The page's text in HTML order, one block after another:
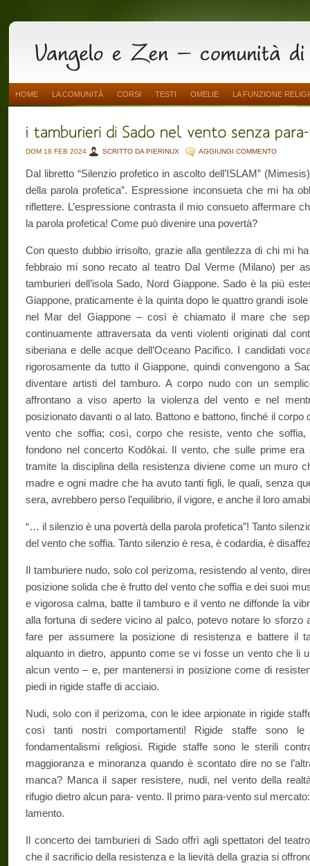
HOME LA COMUNITÀ CORSI TESTI OMELIE LA FUNZIONE
DOM 18 FEB 2024 SCRITTO DA PIERINUX AGGIUNGI COMMENTO
Dal libretto “Silenzio profetico in ascolto dell’ISLAM”
della parola profetica”. Espressione inconsueta che mi ha
riflettere. L’espressione contrasta il mio consueto affermare
la parola profetica! Come può divenire una povertà?
Con questo dubbio irrisolto, grazie alla gentilezza di chi mi
febbraio mi sono recato al teatro Dal Verme (Milano) per
tamburieri dell’isola Sado, Nord Giappone. Sado è la più
Giappone, praticamente è la quinta dopo le quattro grandi
nel Mar del Giappone – così è chiamato il mare che
continuamente attraversata da venti violenti originati dal
siberiana e delle acque dell’Oceano Pacifico. I candidati
rigorosamente da tutto il Giappone, quindi convengono a
diventare artisti del tamburo. A corpo nudo con un
affrontano a viso aperto la violenza del vento e nel
posizionato davanti o al lato. Battono e battono, finché il corpo
vento che soffia; così, corpo che resiste, vento che soffia,
fondono nel concerto Kodōkai. Il vento, che sulle prime
tramite la disciplina della resistenza diviene come un muro
madre e ogni madre che ha avuto tanti figli, le quali, senza
sera, avrebbero perso l’equilibrio, il vigore, e anche il loro
“… il silenzio è una povertà della parola profetica”! Tanto
del vento che soffia. Tanto silenzio è resa, è codardia, è
Il tamburiere nudo, solo col perizoma, resistendo al vento,
posizione solida che è frutto del vento che soffia e dei suoi
e vigorosa calma, batte il tamburo e il vento ne diffonde la
alla fortuna di sedere vicino al palco, potevo notare lo sforzo
fare per assumere la posizione di resistenza e battere il
alquanto in dietro, appunto come se vi fosse un vento che li
alcun vento – e, per mantenersi in posizione come di
piedi in rigide staffe di acciaio.
Nudi, solo con il perizoma, con le idee arpionate in rigide
così tanti nostri comportamenti! Rigide staffe sono
fondamentalismi religiosi. Rigide staffe sono le sterili
maggioranza e minoranza quando è scontato dire no se
manca? Manca il saper resistere, nudi, nel vento della
rifugio dietro alcun para- vento. Il primo para-vento sul
lamento.
Il concerto dei tamburieri di Sado offrì agli spettatori del
che il sacrificio della resistenza e la lievità della grazia si